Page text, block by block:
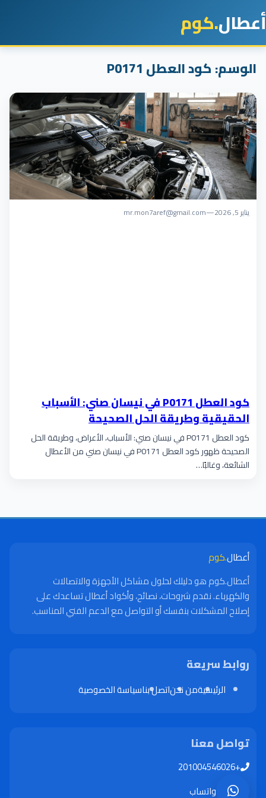
أعطال.كوم
الوسم:كود العطل P0171
يناير 5, 2026 —
mr.mon7aref@gmail.com
كود العطل P0171 في نيسان صني: الأسباب
الحقيقية وطريقة الحل الصحيحة
كود العطل P0171 في نيسان صني: الأسباب، الأعراض، وطريقة الحل
الصحيحة ظهور كود العطل P0171 في نيسان صني من الأعطال
الشائعة، وغالبًا…
أعطال.كوم
أعطال.كوم هو دليلك لحلول مشاكل الأجهزة والاتصالات
والكهرباء. نقدم شروحات، نصائح، وأكواد أعطال تساعدك على
إصلاح المشكلات بنفسك أو التواصل مع الدعم الفني المناسب.
روابط سريعة
الرئيسيةمن نحناتصل بناسياسة الخصوصية
تواصل معنا
+201004546026
واتساب